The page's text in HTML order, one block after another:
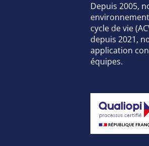
Depuis 2005,
cycle de vie
depuis 2021,
application
équipes.